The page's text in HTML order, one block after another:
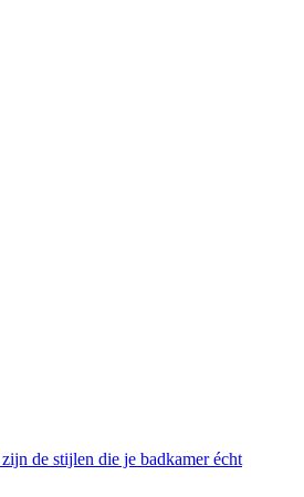
de stijlen die je badkamer écht